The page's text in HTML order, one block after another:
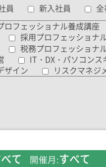
員 新入社員
ロフェッショナル養成講座
採用プロフェッショナ
税務プロフェッショナ
IT・DX・パソコンス
ザイン リスクマネジ
て 開催月:すべて